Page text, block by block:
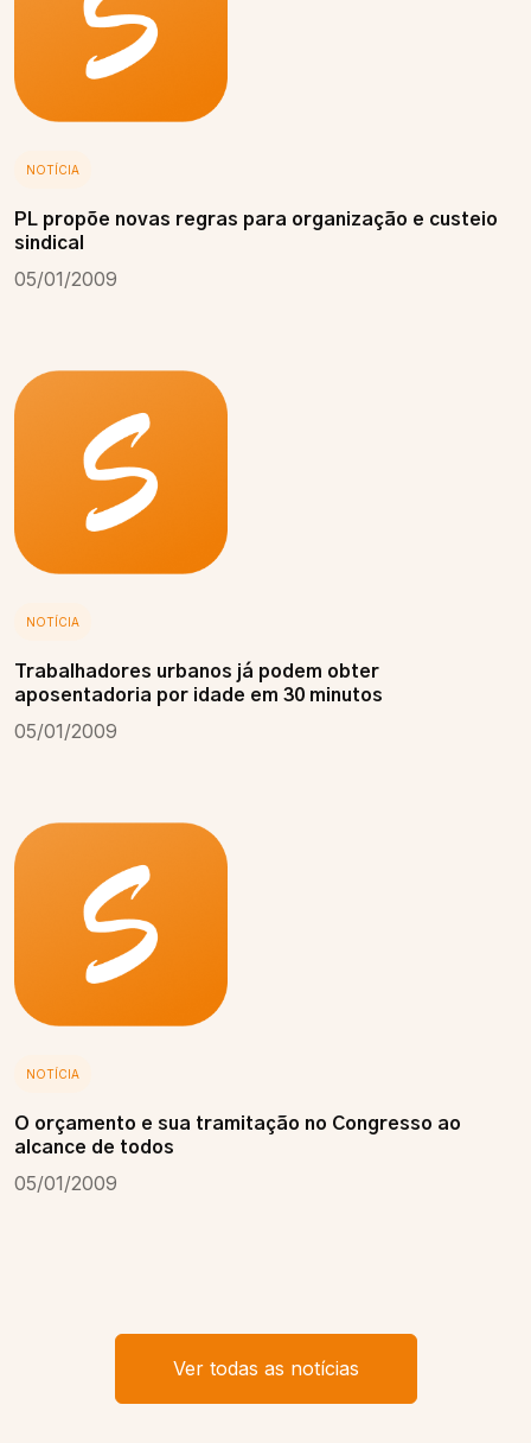
NOTÍCIA
PL propõe novas regras para organização e custeio
sindical
05/01/2009
NOTÍCIA
Trabalhadores urbanos já podem obter
aposentadoria por idade em 30 minutos
05/01/2009
NOTÍCIA
O orçamento e sua tramitação no Congresso ao
alcance de todos
05/01/2009
Ver todas as notícias